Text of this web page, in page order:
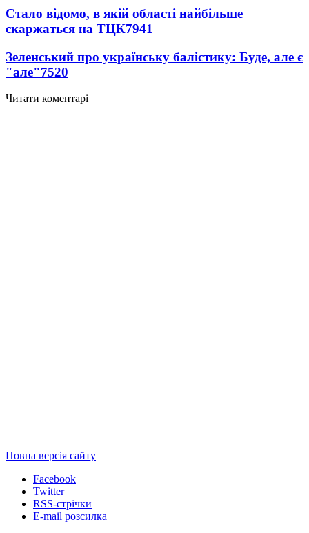
Стало відомо, в якій області найбільше
скаржаться на ТЦК7941
Зеленський про українську балістику: Буде, але є
"але"7520
Читати коментарі
Повна версія сайту
Facebook
Twitter
RSS-стрічки
E-mail розсилка